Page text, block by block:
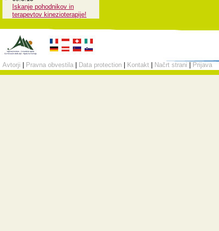
Iskanje pohodnikov in
terapevtov kinezioterapije!
Avtorji Pravna obvestila Data protection Kontakt Načrt strani Prijava